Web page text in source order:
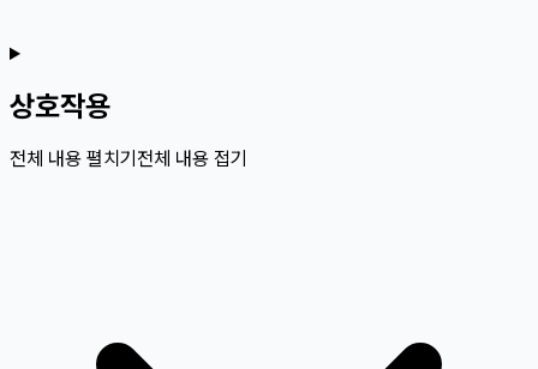
상호작용
전체 내용 펼치기전체 내용 접기